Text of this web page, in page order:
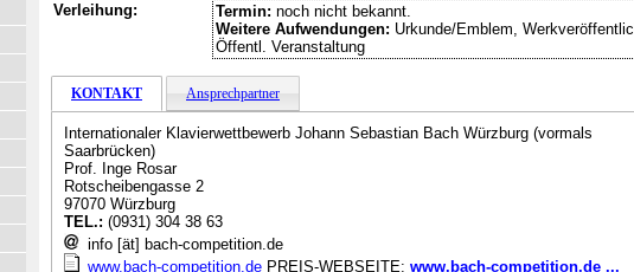
Verleihung: Termin: noch nicht bekannt.
Weitere Aufwendungen: Urkunde/Emblem,
Öffentl. Veranstaltung
KONTAKT Ansprechpartner
Internationaler Klavierwettbewerb Johann Sebastian Bach Würzburg (vormals
Saarbrücken)
Prof. Inge Rosar
Rotscheibengasse 2
97070 Würzburg
TEL.: (0931) 304 38 63
info [ät] bach-competition.de
www.bach-competition.de PREIS-WEBSEITE: www.bach-competition.de ...